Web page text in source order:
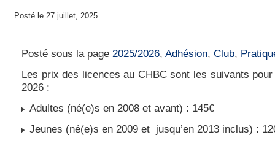
Posté le 27 juillet, 2025
Posté sous la page 2025/2026, Adhésion, Club,
Les prix des licences au CHBC sont les suivants
2026 :
Adultes (né(e)s en 2008 et avant) : 145€
Jeunes (né(e)s en 2009 et jusqu’en 2013 inclus) :